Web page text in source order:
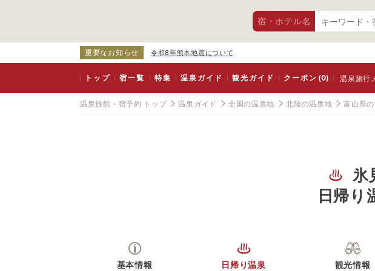
宿・ホテル名
重要なお知らせ 令和8年熊本地震について
トップ 宿一覧 特集 温泉ガイド 観光ガイド クーポン(0) 温泉旅行
温泉旅館・宿予約 トップ 温泉ガイド 全国の温泉地 北陸の温泉地 富山県
氷
日帰り
基本情報 日帰り温泉 観光情報